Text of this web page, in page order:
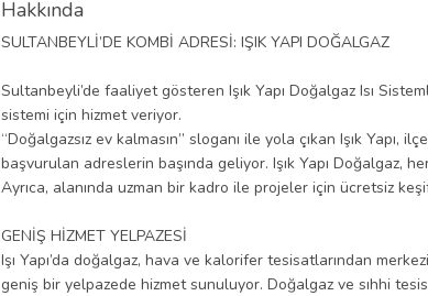
Hakkında
SULTANBEYLİ’DE KOMBİ ADRESİ: IŞIK YAPI DOĞALGAZ
Sultanbeyli’de faaliyet gösteren Işık Yapı Doğalgaz Isı
sistemi için hizmet veriyor.
“Doğalgazsız ev kalmasın” sloganı ile yola çıkan Işık Yapı,
başvurulan adreslerin başında geliyor. Işık Yapı Doğalgaz,
Ayrıca, alanında uzman bir kadro ile projeler için ücretsiz
GENİŞ HİZMET YELPAZESİ
Işı Yapı’da doğalgaz, hava ve kalorifer tesisatlarından
geniş bir yelpazede hizmet sunuluyor. Doğalgaz ve sıhhi